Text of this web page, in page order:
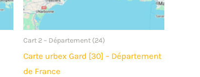
Cart 2 – Département (24)
Carte urbex Gard [30] – Département
de France